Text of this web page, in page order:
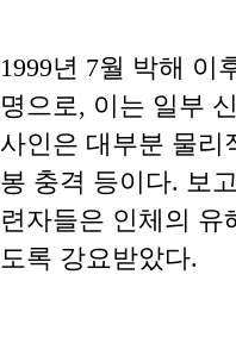
1999년 7월 박해 이
명으로, 이는 일부
사인은 대부분 물리
봉 충격 등이다. 보
련자들은 인체의 유
도록 강요받았다.